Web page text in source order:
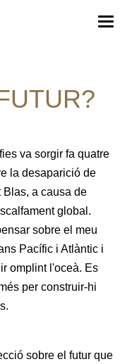
va sorgir fa quatre
la desaparició de
a causa de
global.
sobre el meu
Pacífic i Atlàntic i
omplint l'oceà. Es
per construir-hi
sobre el futur que